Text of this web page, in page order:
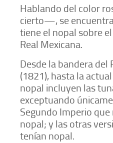
Hablando del color
cierto—, se
tiene el nopal sobre
Real Mexicana.
Desde la bandera
(1821), hasta la
nopal incluyen las
exceptuando
Segundo Imperio
nopal; y las otras
tenían nopal.